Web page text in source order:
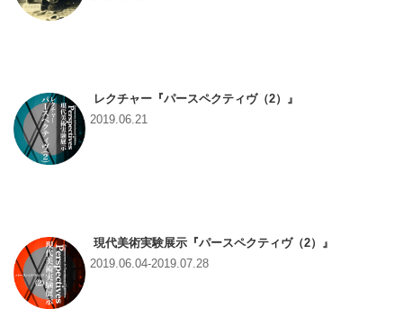
レクチャー『パースペクティヴ（2）』
2019.06.21
現代美術実験展示『パースペクティヴ（2）』
2019.06.04-2019.07.28